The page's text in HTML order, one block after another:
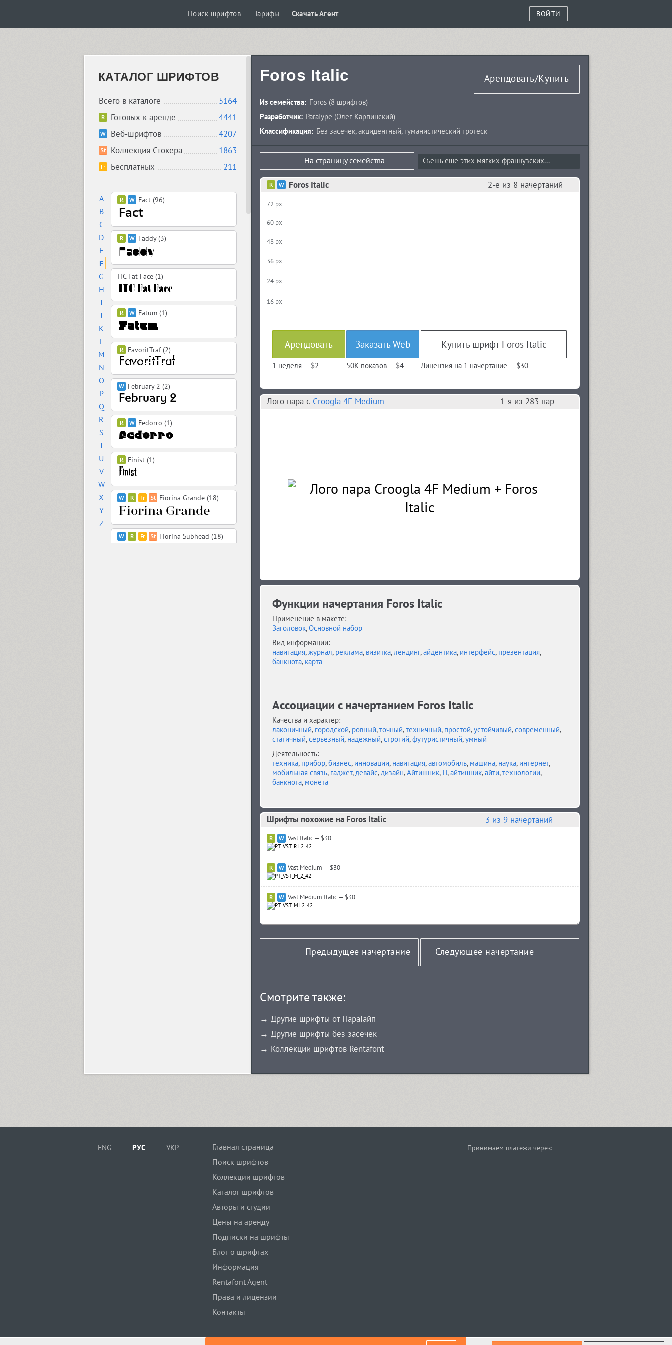
Поиск шрифтов Тарифы Скачать Агент ВОЙТИ
КАТАЛОГ ШРИФТОВ
Всего в каталоге
5164
Готовых к аренде
4441
Веб-шрифтов
4207
Коллекция Стокера
1863
Бесплатных
211
A
B
C
D
E
F
G
H
I
J
K
L
M
N
O
P
Q
R
S
T
U
V
W
X
Y
Z
Fact (96)
Faddy (3)
ITC Fat Face (1)
Fatum (1)
FavoritTraf (2)
February 2 (2)
Fedorro (1)
Finist (1)
Fiorina Grande (18)
Fiorina Subhead (18)
Foros Italic Арендовать/Купить
Из семейства: Foros (8 шрифтов)
Разработчик: ParaType (Олег Карпинский)
Классификация: Без засечек,акцидентный, гуманистический гротеск
На страницу семейства Съешь еще этих мягких французских...
Foros Italic 2-е из 8 начертаний
72 px
60 px
48 px
36 px
24 px
16 px
Арендовать
1 неделя — $2
Заказать Web
50K показов — $4
Купить шрифт Foros Italic
Лицензия на 1 начертание — $30
Лого пара c Croogla 4F Medium 1-я из 283 пар
Функции начертания Foros Italic
Применение в макете:
Заголовок,Основной набор
Вид информации:
навигация,журнал, реклама, визитка,лендинг,айдентика, интерфейс, презентация,
банкнота, карта
Ассоциации c начертанием Foros Italic
Качества и характер:
лаконичный, городской, ровный,точный,техничный, простой,устойчивый,современный,
статичный,серьезный, надежный,строгий,футуристичный,умный
Деятельность:
техника, прибор,бизнес, инновации, навигация,автомобиль, машина, наука, интернет,
мобильная связь, гаджет,девайс,дизайн,Айтишник, IT,айтишник,айти,технологии,
банкнота, монета
Шрифты похожие на Foros Italic 3 из 9 начертаний
Vast Italic — $30
Vast Medium — $30
Vast Medium Italic — $30
Предыдущее начертание Следующее начертание
Смотрите также:
→ Другие шрифты от ПараТайп
→ Другие шрифты без засечек
→ Коллекции шрифтов Rentafont
ENG РУС УКР
Главная страница
Поиск шрифтов
Коллекции шрифтов
Каталог шрифтов
Авторы и студии
Цены на аренду
Подписки на шрифты
Блог о шрифтах
Информация
Rentafont Agent
Права и лицензии
Контакты
Принимаем платежи через: